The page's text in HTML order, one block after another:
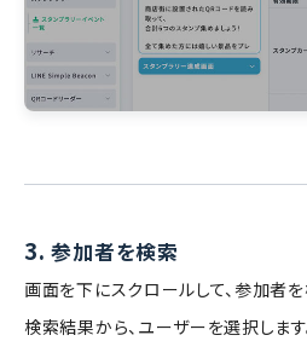
3. 参加者を検索
画面を下にスクロールして、参加者を
検索結果から、ユーザーを選択します